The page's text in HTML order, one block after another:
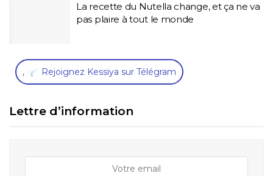
La recette du Nutella change, et ça ne va
pas plaire à tout le monde
, Rejoignez Kessiya sur Télégram
Lettre d’information